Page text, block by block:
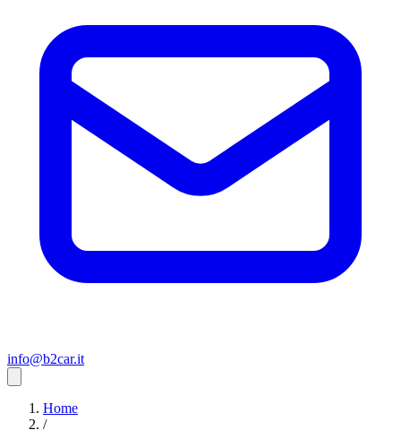
info@b2car.it
Home
/